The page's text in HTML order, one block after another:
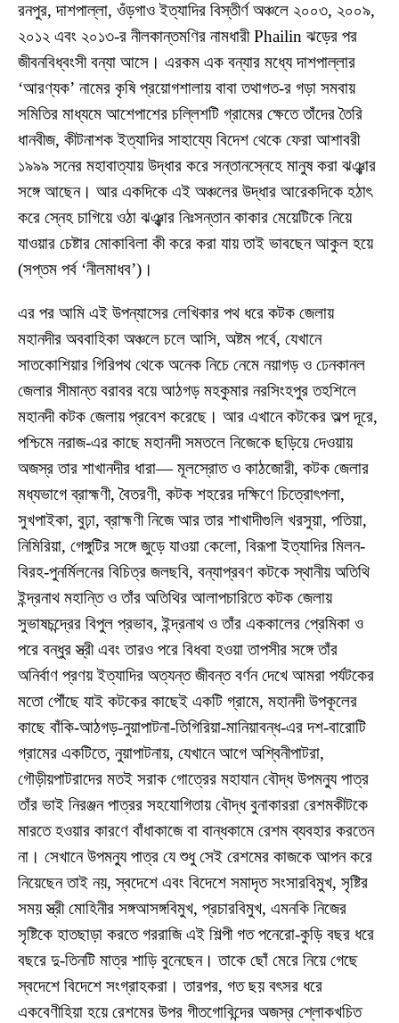
রনপুর, দাশপাল্লা, ওঁড়গাও ইত্যাদির বিস্তীর্ণ অঞ্চলে ২০০৩, ২০০৯,
২০১২ এবং ২০১৩-র নীলকান্তমণির নামধারী Phailin ঝড়ের পর
জীবনবিধ্বংসী বন্যা আসে। এরকম এক বন্যার মধ্যে দাশপাল্লার
‘আরণ্যক’ নামের কৃষি প্রয়োগশালায় বাবা তথাগত-র গড়া সমবায়
সমিতির মাধ্যমে আশেপাশের চল্লিশটি গ্রামের ক্ষেতে তাঁদের তৈরি
ধানবীজ, কীটনাশক ইত্যাদির সাহায্যে বিদেশ থেকে ফেরা আশাবরী
১৯৯৯ সনের মহাবাত্যায় উদ্ধার করে সন্তানস্নেহে মানুষ করা ঝঞ্ঝার
সঙ্গে আছেন। আর একদিকে এই অঞ্চলের উদ্ধার আরেকদিকে হঠাৎ
করে স্নেহ চাগিয়ে ওঠা ঝঞ্ঝার নিঃসন্তান কাকার মেয়েটিকে নিয়ে
যাওয়ার চেষ্টার মোকাবিলা কী করে করা যায় তাই ভাবছেন আকুল হয়ে
(সপ্তম পর্ব ‘নীলমাধব’)।
এর পর আমি এই উপন্যাসের লেখিকার পথ ধরে কটক জেলায়
মহানদীর অববাহিকা অঞ্চলে চলে আসি, অষ্টম পর্বে, যেখানে
সাতকোশিয়ার গিরিপথ থেকে অনেক নিচে নেমে নয়াগড় ও ঢেনকানল
জেলার সীমান্ত বরাবর বয়ে আঠগড় মহকুমার নরসিংহপুর তহশিলে
মহানদী কটক জেলায় প্রবেশ করেছে। আর এখানে কটকের অল্প দূরে,
পশ্চিমে নরাজ-এর কাছে মহানদী সমতলে নিজেকে ছড়িয়ে দেওয়ায়
অজস্র তার শাখানদীর ধারা— মূলস্রোত ও কাঠজোরী, কটক জেলার
মধ্যভাগে ব্রাহ্মণী, বৈতরণী, কটক শহরের দক্ষিণে চিত্রোৎপলা,
সুখপাইকা, বুঢ়া, ব্রাহ্মণী নিজে আর তার শাখাদীগুলি খরসুয়া, পতিয়া,
নিমিরিয়া, গেঙ্গুটির সঙ্গে জুড়ে যাওয়া কেলো, বিরূপা ইত্যাদির মিলন-
বিরহ-পুনর্মিলনের বিচিত্র জলছবি, বন্যাপ্রবণ কটকে স্থানীয় অতিথি
ইন্দ্রনাথ মহান্তি ও তাঁর অতিথির আলাপচারিতে কটক জেলায়
সুভাষচন্দ্রের বিপুল প্রভাব, ইন্দ্রনাথ ও তাঁর এককালের প্রেমিকা ও
পরে বন্ধুর স্ত্রী এবং তারও পরে বিধবা হওয়া তাপসীর সঙ্গে তাঁর
অনির্বাণ প্রণয় ইত্যাদির অত্যন্ত জীবন্ত বর্ণন দেখে আমরা পর্যটকের
মতো পৌঁছে যাই কটকের কাছেই একটি গ্রামে, মহানদী উপকূলের
কাছে বাঁকি-আঠগড়-নুয়াপাটনা-তিগিরিয়া-মানিয়াবন্ধ-এর দশ-বারোটি
গ্রামের একটিতে, নুয়াপাটনায়, যেখানে আগে অশ্বিনীপাটরা,
গৌড়ীয়পাটরাদের মতই সরাক গোত্রের মহাযান বৌদ্ধ উপমন্যু পাত্র
তাঁর ভাই নিরঞ্জন পাত্রর সহযোগিতায় বৌদ্ধ বুনাকাররা রেশমকীটকে
মারতে হওয়ার কারণে বাঁধাকাজে বা বান্ধকামে রেশম ব্যবহার করতেন
না। সেখানে উপমন্যু পাত্র যে শুধু সেই রেশমের কাজকে আপন করে
নিয়েছেন তাই নয়, স্বদেশে এবং বিদেশে সমাদৃত সংসারবিমুখ, সৃষ্টির
সময় স্ত্রী মোহিনীর সঙ্গআসঙ্গবিমুখ, প্রচারবিমুখ, এমনকি নিজের
সৃষ্টিকে হাতছাড়া করতে গররাজি এই শিল্পী গত পনেরো-কুড়ি বছর ধরে
বছরে দু-তিনটি মাত্র শাড়ি বুনেছেন। তাকে ছোঁ মেরে নিয়ে গেছে
স্বদেশে বিদেশে সংগ্রাহকরা। তারপর, গত ছয় বৎসর ধরে
একবেণীহিয়া হয়ে রেশমের উপর গীতগোবিন্দের অজস্র শ্লোকখচিত